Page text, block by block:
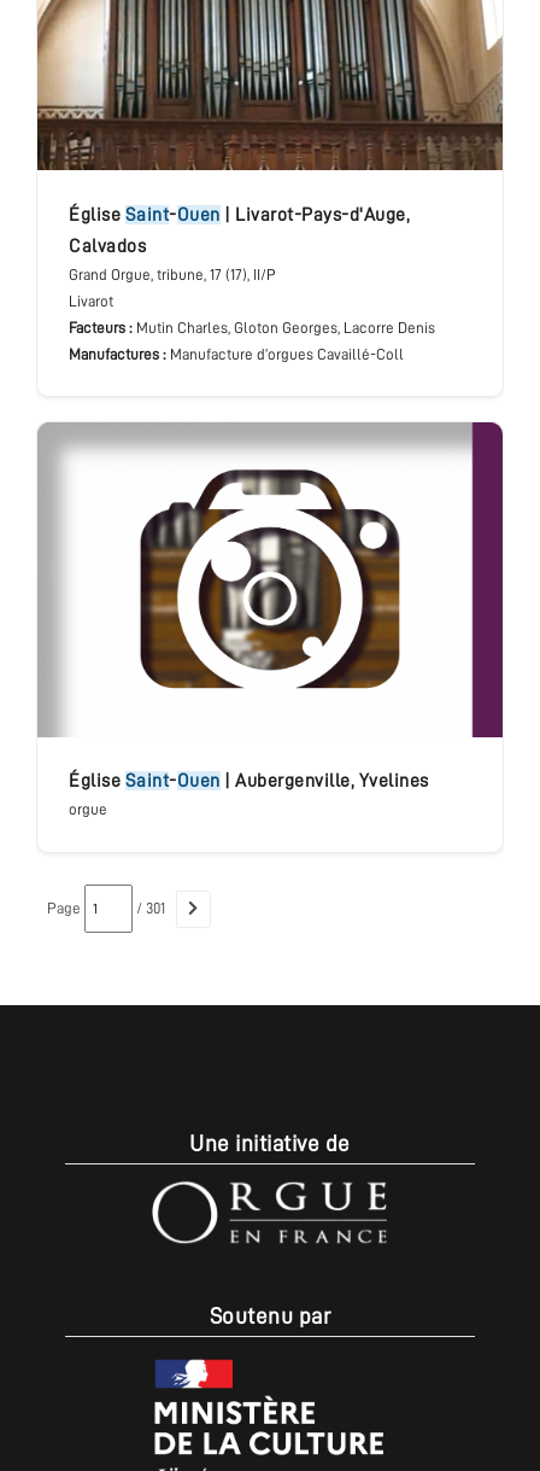
église Saint-Ouen Livarot-Pays-d'Auge,
Calvados
Grand Orgue, tribune, 17 (17), II/P
Livarot
Facteurs : Mutin Charles, Gloton Georges, Lacorre Denis
Manufactures : Manufacture d’orgues Cavaillé-Coll
église Saint-Ouen Aubergenville, Yvelines
orgue
Page / 301
Une initiative de
Soutenu par